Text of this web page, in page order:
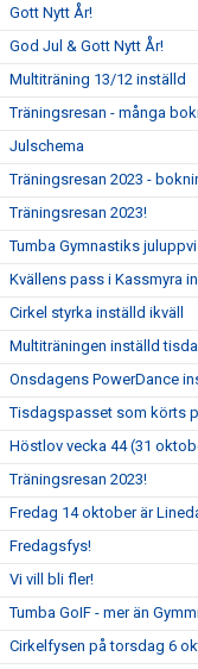
Gott Nytt År!
God Jul & Gott Nytt År!
Multiträning 13/12 inställd
Träningsresan - många
Julschema
Träningsresan 2023 -
Träningsresan 2023!
Tumba Gymnastiks
Kvällens pass i Kassmyra
Cirkel styrka inställd ikväll
Multiträningen inställd
Onsdagens PowerDance
Tisdagspasset som körts
Höstlov vecka 44 (31
Träningsresan 2023!
Fredag 14 oktober är
Fredagsfys!
Vi vill bli fler!
Tumba GoIF - mer än
Cirkelfysen på torsdag 6